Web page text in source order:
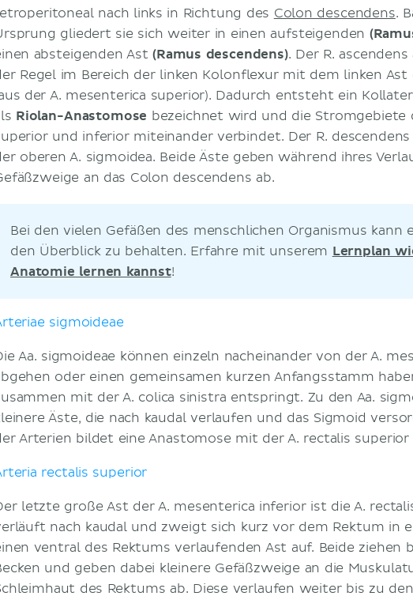
nach links in Richtung des Colon descendens.
gliedert sie sich weiter in einen aufsteigenden
absteigenden Ast(Ramus descendens). Der R.
Regel im Bereich der linken Kolonflexur mit dem linken Ast
der A. mesenterica superior). Dadurch entsteht ein
Riolan-Anastomose bezeichnet wird und die Stromgebiete
und inferior miteinander verbindet. Der R.
oberen A. sigmoidea. Beide Äste geben während ihres
an das Colon descendens ab.
Bei den vielen Gefäßen des menschlichen Organismus kann
den Überblick zu behalten. Erfahre mit unserem Lernplan
Anatomie lernen kannst!
sigmoideae
Aa. sigmoideae können einzeln nacheinander von der A.
oder einen gemeinsamen kurzen Anfangsstamm
mit der A. colica sinistra entspringt. Zu den Aa.
Äste, die nach kaudal verlaufen und das Sigmoid
Arterien bildet eine Anastomose mit der A. rectalis superior
rectalis superior
letzte große Ast der A. mesenterica inferior ist die A.
nach kaudal und zweigt sich kurz vor dem Rektum in
ventral des Rektums verlaufenden Ast auf. Beide ziehen
und geben dabei kleinere Gefäßzweige an die
des Rektums ab. Diese verlaufen weiter bis zu